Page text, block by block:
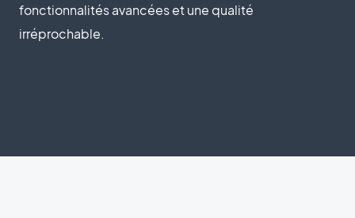
fonctionnalités avancées et une qualité
irréprochable.